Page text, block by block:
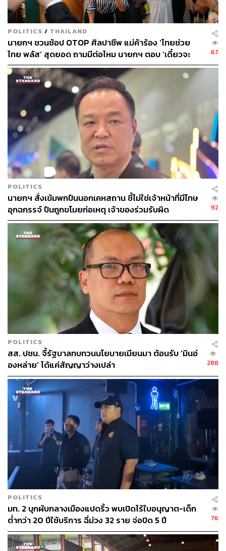
การแข็งค่าของเงินบาท ประสานงานระหว่างกระทรวง
การคลังและธนาคารแห่งประเทศไทย เพื่อติดตามและ
จัดการปัญหาการไหลเข้าของเงินผิดปกติ ซึ่งส่งผลให้
เงินบาทแข็งค่าเกินปัจจัยพื้นฐาน กระทบต่อการส่งออก
ไทย
นอกจากนี้ ส.อ.ท. มุ่งยกระดับอุตสาหกรรมเป้าหมายใหม่ร่วม
กับกระทรวงอุตสาหกรรม ได้แก่ รถยนต์ไฟฟ้า (EV),
เศรษฐกิจ BCG (Bio-Circular-Green), ดิจิทัล และเทคโนโลยี
ชีวภาพ เพื่อเพิ่มมูลค่าการผลิตและสร้างความสามารถ
แข่งขันในระดับโลก
รวมถึงด้านแรงงาน ส.อ.ท. พร้อมร่วมกับกระทรวงแรงงาน
พัฒนาทักษะฝีมือแรงงานไทยให้สอดคล้องกับความต้องการ
อุตสาหกรรมยุคใหม่ ทั้งด้านดิจิทัล เทคโนโลยีขั้นสูง และ
อุตสาหกรรมสีเขียว ตามด้วยด้านเทคโนโลยีดิจิทัล ส.อ.ท. ให้
ความสำคัญกับโครงสร้างพื้นฐาน 5G–6G สนับสนุน AI และ
IoT พร้อมมาตรการความมั่นคงไซเบอร์ เพื่อเพิ่ม
ประสิทธิภาพและความได้เปรียบของภาคธุรกิจ
ส่วนด้านนวัตกรรม กระทรวง อว. มีบทบาทสำคัญในการขับ
เคลื่อนเศรษฐกิจด้วย นวัตกรรมมุ่งเป้า โดยใช้จุดแข็งไทย เช่น
ความหลากหลายทางชีวภาพ ไปต่อยอดเกษตรสมัยใหม่หรือ
อัจฉริยะ และพัฒนาวัตถุดิบสู่อุตสาหกรรมเป้าหมาย นอกจาก
นี้ ยังเน้นการใช้ AI ยกระดับศักยภาพบุคลากรด้วยหลักสูตร
Upskill, Reskill และ Newskill เพื่อสร้างกำลังคนคุณภาพ
และด้านการตลาดสินค้า ส.อ.ท. เน้นเพิ่มมูลค่าและสร้าง
ความแตกต่างด้วยนวัตกรรมและเทคโนโลยี แทนการแข่งขัน
ด้านราคา เพื่อให้สินค้าของไทยโดดเด่นและแข่งขันได้ใน
ระยะยาว
และภาคการท่องเที่ยวและกีฬา ส.อ.ท. เห็นว่า ภาครัฐควรใช้
มาตรการประชาสัมพันธ์เชิงรุก ดึงนักท่องเที่ยวกลับมา และ
ส่งเสริมการท่องเที่ยวเมืองรองเพื่อกระจายรายได้ พร้อมปรับ
โครงสร้างความปลอดภัย ฟื้นฟู High-value Tourism และ
สนับสนุน MICE เพื่อสร้างรายได้และกระจายเม็ดเงินสู่
เศรษฐกิจท้องถิ่น
“ใน 4 เดือนแรก ต้องเห็นผลลัพธ์แบบ Quick Win และอีก 4
เดือนถัดมาก็ควรเน้นการประคองให้ต่อเนื่อง สิ่งสำคัญที่สุด
คือการแปลงนโยบายเป็นการปฏิบัติอย่างต่อเนื่องและชัดเจน
หากรัฐบาลทำได้เช่นนี้ จะช่วยสร้างความเชื่อมั่นแก่นักลงทุน
และเสริมความแข็งแกร่งให้เศรษฐกิจไทย” เกรียงไกรกล่าว
POLITICS / THAILAND
นายกฯ ชวนช้อป OTOP ศิลปาชีพ แม่ค้าร้อง ‘ไทยช่วย
ไทย พลัส’ สุดยอด ถามมีต่อไหม นายกฯ ตอบ ‘เดี๋ยวจะ
พยายาม’
67
POLITICS
นายกฯ สั่งเข้มพกปืนนอกเคหสถาน ชี้ไม่ใช่เจ้าหน้าที่มีโทษ
อุกฉกรรจ์ ปืนถูกขโมยก่อเหตุ เจ้าของร่วมรับผิด
92
POLITICS
สส. ปชน. จี้รัฐบาลทบทวนนโยบายเมียนมา ต้อนรับ ‘มินอ่
องหล่าย’ ได้แค่สัญญาว่างเปล่า
288
POLITICS
มท. 2 บุกผับกลางเมืองแปดริ้ว พบเปิดไร้ใบอนุญาต-เด็ก
ต่ำกว่า 20 ปีใช้บริการ ฉี่ม่วง 32 ราย จ่อปิด 5 ปี
76